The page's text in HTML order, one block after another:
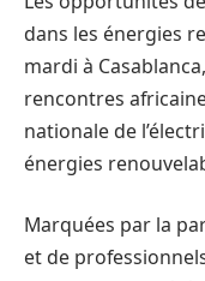
dans les énergies
mardi à
rencontres
nationale de
énergies
Marquées par la
et de